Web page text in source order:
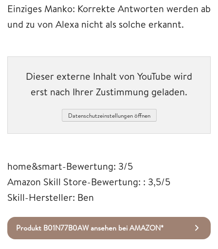
Einziges Manko: Korrekte Antworten werden ab
und zu von Alexa nicht als solche erkannt.
Dieser externe Inhalt von YouTube wird
erst nach Ihrer Zustimmung geladen.
Datenschutzeinstellungen öffnen
home&smart-Bewertung: 3/5
Amazon Skill Store-Bewertung: : 3,5/5
Skill-Hersteller: Ben
Produkt B01N77B0AW ansehen bei AMAZON*